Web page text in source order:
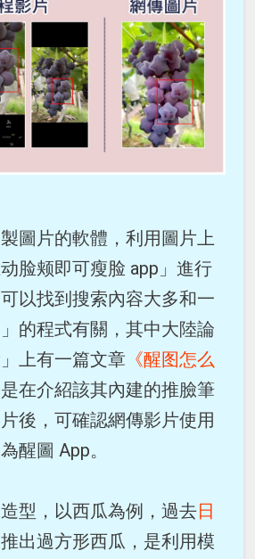
圖片的軟體，利用圖片上
脸颊即可瘦脸 app」進行
以找到搜索內容大多和一
的程式有關，其中大陸論
上有一篇文章 《醒图怎么
是在介紹該其內建的推臉筆
後，可確認網傳影片使用
醒圖 App。
型，以西瓜為例，過去日
出過方形西瓜，是利用模